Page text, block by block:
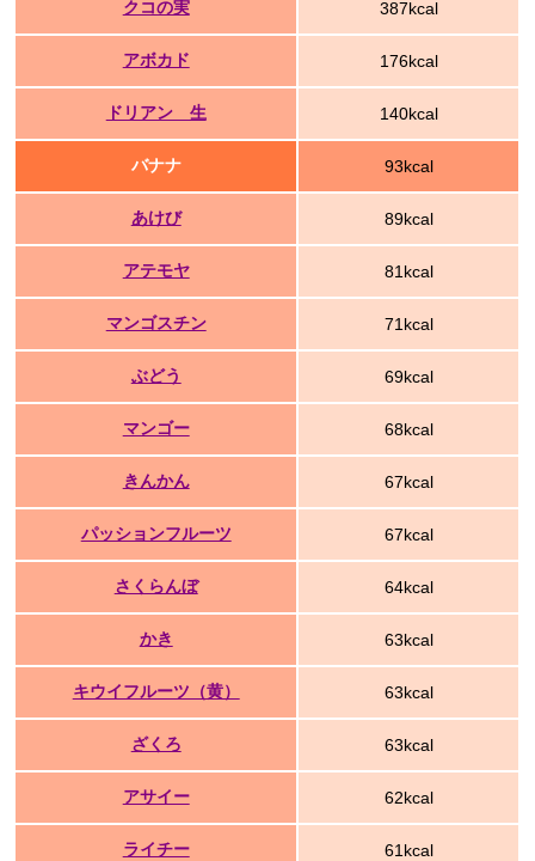
クコの実 387kcal
アボカド 176kcal
ドリアン 生 140kcal
バナナ 93kcal
あけび 89kcal
アテモヤ 81kcal
マンゴスチン 71kcal
ぶどう 69kcal
マンゴー 68kcal
きんかん 67kcal
パッションフルーツ 67kcal
さくらんぼ 64kcal
かき 63kcal
キウイフルーツ（黄） 63kcal
ざくろ 63kcal
アサイー 62kcal
ライチー 61kcal